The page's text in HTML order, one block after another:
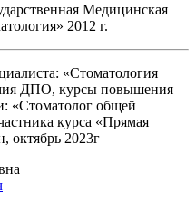
Медицинская
2012 г.
«Стоматология
ДПО, курсы повышения
«Стоматолог общей
курса «Прямая
октябрь 2023г